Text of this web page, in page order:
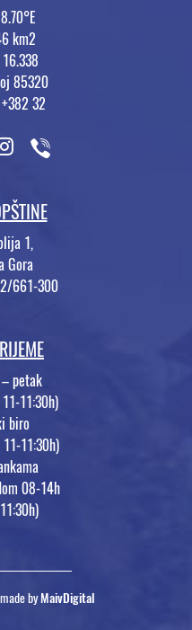
km2
85320
32
1,
Gora
661-300
petak
11:30h)
biro
11:30h)
08-14h
byMaivDigital